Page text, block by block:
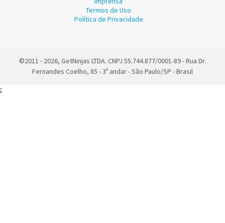
Termos de Uso
Política de Privacidade
©2011 - 2026, GetNinjas LTDA. CNPJ 55.744.877/0001-89 - Rua Dr.
Fernandes Coelho, 85 - 3º andar - São Paulo/SP - Brasil
;